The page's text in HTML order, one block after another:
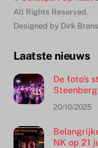
All Rights Reserved.
Designed by Dirk Brans
Laatste nieuws
De foto’s
20/10/2025
NK op 21